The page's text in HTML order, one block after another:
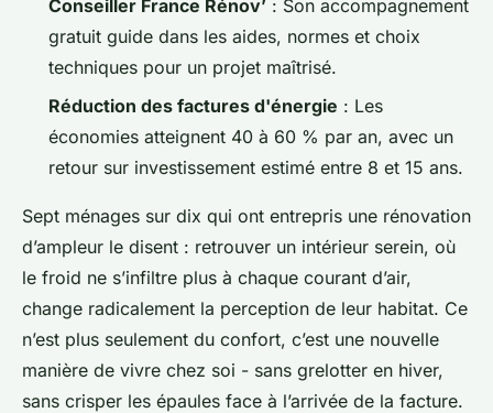
Conseiller France Rénov’ : Son accompagnement
gratuit guide dans les aides, normes et choix
techniques pour un projet maîtrisé.
Réduction des factures d'énergie : Les
économies atteignent 40 à 60 % par an, avec un
retour sur investissement estimé entre 8 et 15 ans.
Sept ménages sur dix qui ont entrepris une rénovation
d’ampleur le disent : retrouver un intérieur serein, où
le froid ne s’infiltre plus à chaque courant d’air,
change radicalement la perception de leur habitat. Ce
n’est plus seulement du confort, c’est une nouvelle
manière de vivre chez soi - sans grelotter en hiver,
sans crisper les épaules face à l’arrivée de la facture.